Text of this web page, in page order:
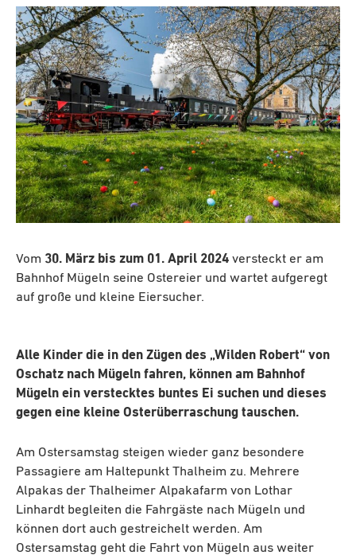
Vom 30. März bis zum 01. April 2024 versteckt er am
Bahnhof Mügeln seine Ostereier und wartet aufgeregt
auf große und kleine Eiersucher.
Alle Kinder die in den Zügen des „Wilden Robert“ von
Oschatz nach Mügeln fahren, können am Bahnhof
Mügeln ein verstecktes buntes Ei suchen und dieses
gegen eine kleine Osterüberraschung tauschen.
Am Ostersamstag steigen wieder ganz besondere
Passagiere am Haltepunkt Thalheim zu. Mehrere
Alpakas der Thalheimer Alpakafarm von Lothar
Linhardt begleiten die Fahrgäste nach Mügeln und
können dort auch gestreichelt werden. Am
Ostersamstag geht die Fahrt von Mügeln aus weiter